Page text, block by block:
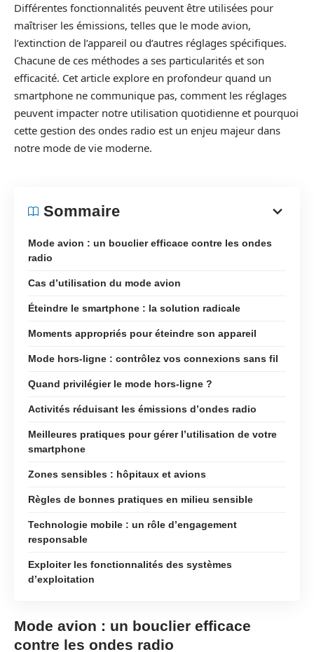
Différentes fonctionnalités peuvent être utilisées pour
maîtriser les émissions, telles que le mode avion,
l’extinction de l’appareil ou d’autres réglages spécifiques.
Chacune de ces méthodes a ses particularités et son
efficacité. Cet article explore en profondeur quand un
smartphone ne communique pas, comment les réglages
peuvent impacter notre utilisation quotidienne et pourquoi
cette gestion des ondes radio est un enjeu majeur dans
notre mode de vie moderne.
Sommaire
Mode avion : un bouclier efficace contre les ondes
radio
Cas d’utilisation du mode avion
Éteindre le smartphone : la solution radicale
Moments appropriés pour éteindre son appareil
Mode hors-ligne : contrôlez vos connexions sans fil
Quand privilégier le mode hors-ligne ?
Activités réduisant les émissions d’ondes radio
Meilleures pratiques pour gérer l’utilisation de votre
smartphone
Zones sensibles : hôpitaux et avions
Règles de bonnes pratiques en milieu sensible
Technologie mobile : un rôle d’engagement
responsable
Exploiter les fonctionnalités des systèmes
d’exploitation
Mode avion : un bouclier efficace
contre les ondes radio